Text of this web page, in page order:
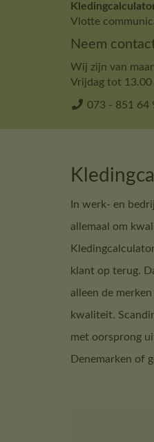
Vlotte
Neem
Wij zijn van
Vrijdag tot 13.00
073 - 851 64
In werk- en
allemaal om
klant op terug.
alleen de
kwaliteit.
met oorsprong
Denemarken of